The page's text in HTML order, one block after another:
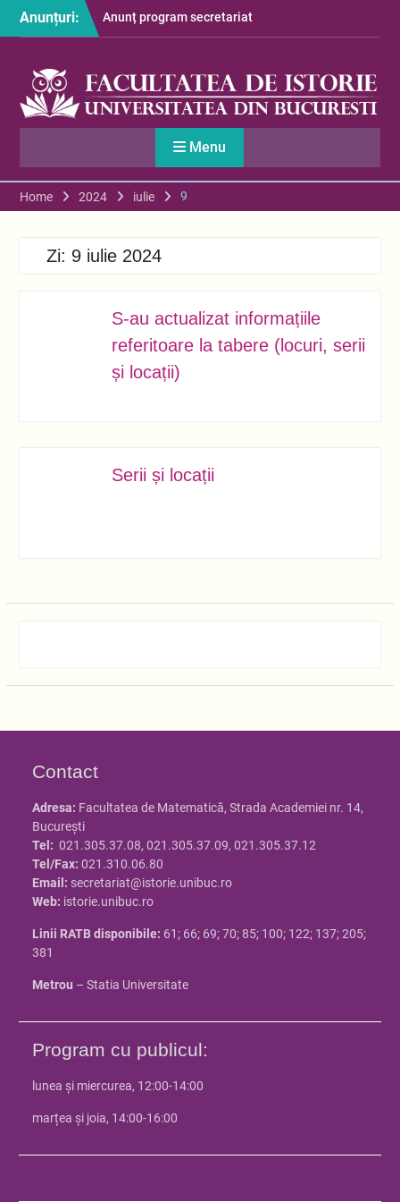
Anunțuri:
Anunț program secretariat
– luna august
2026
S-au afișat informațiile
despre cazarea studenților
în anul universitar 2026-
Menu
Home 2024 iulie 9
Zi: 9 iulie 2024
S-au actualizat informațiile
referitoare la tabere (locuri, serii
și locații)
Serii și locații
Contact
Adresa: Facultatea de Matematică, Strada Academiei nr. 14,
Bucureşti
Tel: 021.305.37.08, 021.305.37.09, 021.305.37.12
Tel/Fax: 021.310.06.80
Email: secretariat@istorie.unibuc.ro
Web: istorie.unibuc.ro
Linii RATB disponibile: 61; 66; 69; 70; 85; 100; 122; 137; 205;
381
Metrou – Statia Universitate
Program cu publicul:
lunea și miercurea, 12:00-14:00
marțea și joia, 14:00-16:00